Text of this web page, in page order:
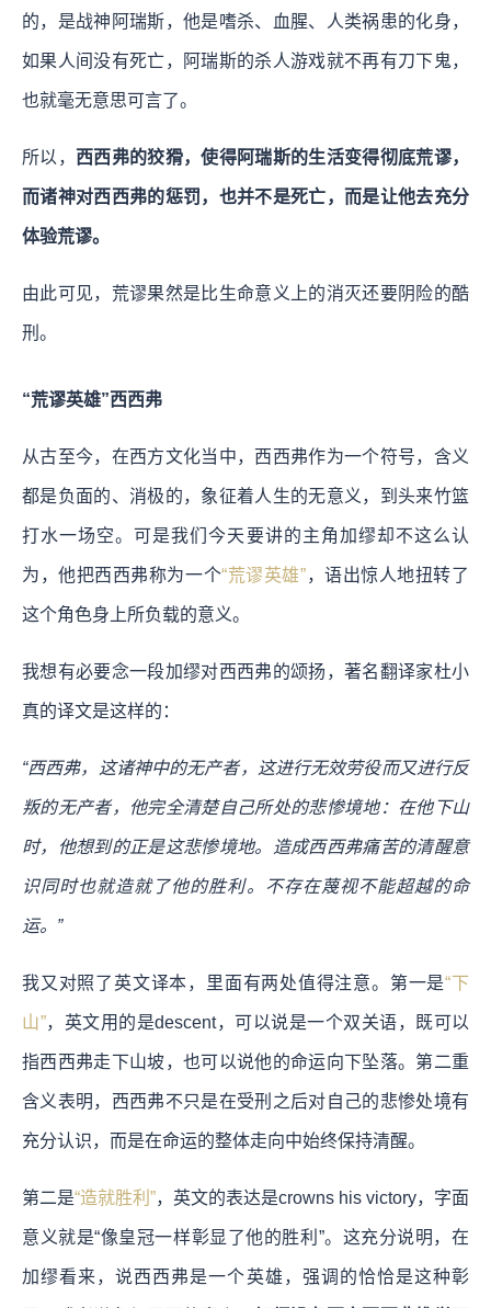
的，是战神阿瑞斯，他是嗜杀、血腥、人类祸患的化身，
如果人间没有死亡，阿瑞斯的杀人游戏就不再有刀下鬼，
也就毫无意思可言了。
所以， 西西弗的狡猾，使得阿瑞斯的生活变得彻底荒谬，
而诸神对西西弗的惩罚，也并不是死亡，而是让他去充分
体验荒谬。
由此可见，荒谬果然是比生命意义上的消灭还要阴险的酷
刑。
“荒谬英雄”西西弗
从古至今，在西方文化当中，西西弗作为一个符号，含义
都是负面的、消极的，象征着人生的无意义，到头来竹篮
打水一场空。可是我们今天要讲的主角加缪却不这么认
为，他把西西弗称为一个“荒谬英雄”，语出惊人地扭转了
这个角色身上所负载的意义。
我想有必要念一段加缪对西西弗的颂扬，著名翻译家杜小
真的译文是这样的：
“西西弗，这诸神中的无产者，这进行无效劳役而又进行反
叛的无产者，他完全清楚自己所处的悲惨境地：在他下山
时，他想到的正是这悲惨境地。造成西西弗痛苦的清醒意
识同时也就造就了他的胜利。不存在蔑视不能超越的命
运。”
我又对照了英文译本，里面有两处值得注意。第一是“下
山”，英文用的是descent，可以说是一个双关语，既可以
指西西弗走下山坡，也可以说他的命运向下坠落。第二重
含义表明，西西弗不只是在受刑之后对自己的悲惨处境有
充分认识，而是在命运的整体走向中始终保持清醒。
第二是“造就胜利”，英文的表达是crowns his victory，字面
意义就是“像皇冠一样彰显了他的胜利”。这充分说明，在
加缪看来，说西西弗是一个英雄，强调的恰恰是这种彰